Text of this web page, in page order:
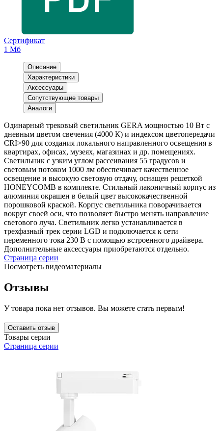
Сертификат
1 Мб
Описание
Характеристики
Аксессуары
Сопутствующие товары
Аналоги
Одинарный трековый светильник GERA мощностью 10 Вт с
дневным цветом свечения (4000 К) и индексом цветопередачи
CRI>90 для создания локального направленного освещения в
квартирах, офисах, музеях, магазинах и др. помещениях.
Светильник с узким углом рассеивания 55 градусов и
световым потоком 1000 лм обеспечивает качественное
освещение и высокую световую отдачу, оснащен решеткой
HONEYCOMB в комплекте. Стильный лаконичный корпус из
алюминия окрашен в белый цвет высококачественной
порошковой краской. Корпус светильника поворачивается
вокруг своей оси, что позволяет быстро менять направление
светового луча. Светильник легко устанавливается в
трехфазный трек серии LGD и подключается к сети
переменного тока 230 В с помощью встроенного драйвера.
Дополнительные аксессуары приобретаются отдельно.
Страница серии
Посмотреть видеоматериалы
Отзывы
У товара пока нет отзывов. Вы можете стать первым!
Оставить отзыв
Товары серии
Страница серии